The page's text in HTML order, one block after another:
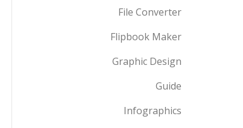
File Converter
Flipbook Maker
Graphic Design
Guide
Infographics